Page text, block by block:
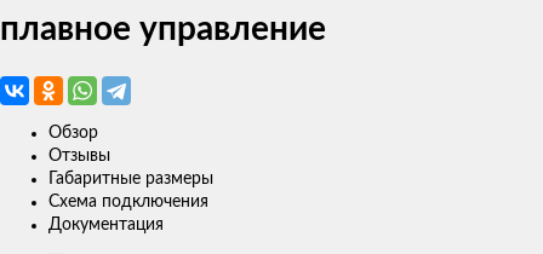
плавное управление
Обзор
Отзывы
Габаритные размеры
Схема подключения
Документация